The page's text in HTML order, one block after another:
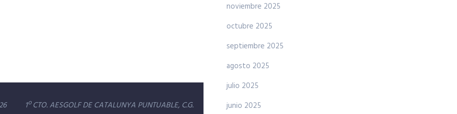
1º CTO. AESGOLF DE CATALUNYA PUNTUABLE, C.G.
noviembre 2025
octubre 2025
septiembre 2025
agosto 2025
julio 2025
junio 2025